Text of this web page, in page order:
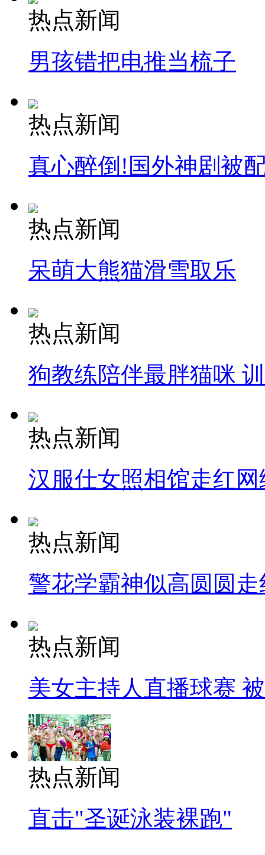
热点新闻
男孩错把电推当梳子
热点新闻
真心醉倒!国外神剧被
热点新闻
呆萌大熊猫滑雪取乐
热点新闻
狗教练陪伴最胖猫咪
热点新闻
汉服仕女照相馆走红网
热点新闻
警花学霸神似高圆圆走
热点新闻
美女主持人直播球赛
热点新闻
直击"圣诞泳装裸跑"